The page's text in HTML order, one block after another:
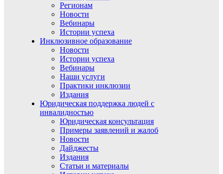
Регионам
Новости
Вебинары
Истории успеха
Инклюзивное образование
Новости
Истории успеха
Вебинары
Наши услуги
Практики инклюзии
Издания
Юридическая поддержка людей с
инвалидностью
Юридическая консультация
Примеры заявлений и жалоб
Новости
Дайджесты
Издания
Статьи и материалы